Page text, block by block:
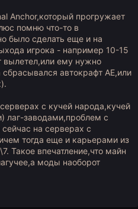
Anchor,который прогружает
помню что-то в
было сделать еще и на
игрока - например 10-15
вылетел,или ему нужно
автокрафт АЕ,или
с кучей народа,кучей
заводами,проблем с
на серверах с
тогда еще и карьерами из
Такое впечатление,что майн
моды наоборот